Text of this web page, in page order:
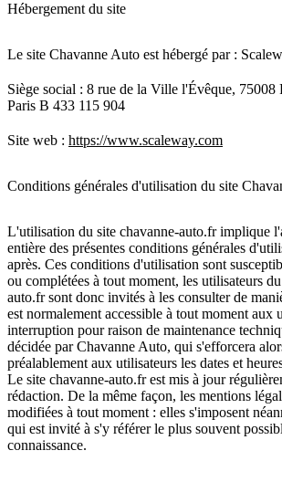
Hébergement du site
Le site Chavanne Auto est hébergé par :
Siège social : 8 rue de la Ville l'Évêque, 75008
Paris B 433 115 904
Site web : https://www.scaleway.com
Conditions générales d'utilisation du site
L'utilisation du site chavanne-auto.fr implique
entière des présentes conditions générales
après. Ces conditions d'utilisation sont
ou complétées à tout moment, les utilisateurs
auto.fr sont donc invités à les consulter de
est normalement accessible à tout moment aux
interruption pour raison de maintenance
décidée par Chavanne Auto, qui s'efforcera
préalablement aux utilisateurs les dates et
Le site chavanne-auto.fr est mis à jour
rédaction. De la même façon, les mentions
modifiées à tout moment : elles s'imposent
qui est invité à s'y référer le plus souvent
connaissance.